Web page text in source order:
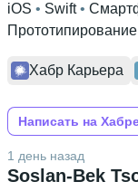
iOS • Swift •
Прототипирование
Хабр Карьера
Написать на
Soslan-Bek
1 день назад